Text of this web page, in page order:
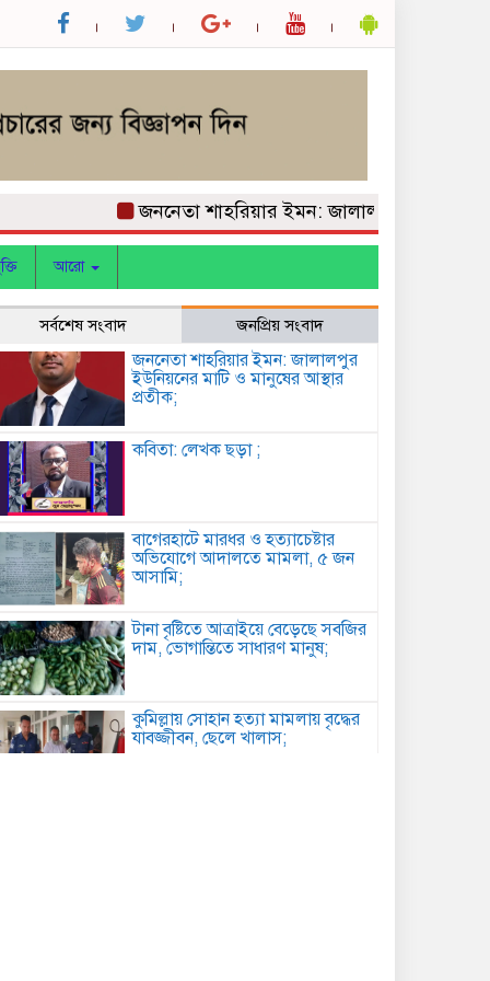
জননেতা শাহরিয়ার ইমন: জালালপুর ইউনিয়নের মাটি
আরো
সর্বশেষ সংবাদ জনপ্রিয় সংবাদ
জননেতা শাহরিয়ার ইমন: জালালপুর
ইউনিয়নের মাটি ও মানুষের আস্থার
প্রতীক;
কবিতা: লেখক ছড়া ;
বাগেরহাটে মারধর ও হত্যাচেষ্টার
অভিযোগে আদালতে মামলা, ৫ জন
আসামি;
টানা বৃষ্টিতে আত্রাইয়ে বেড়েছে সবজির
দাম, ভোগান্তিতে সাধারণ মানুষ;
কুমিল্লায় সোহান হত্যা মামলায় বৃদ্ধের
যাবজ্জীবন, ছেলে খালাস;